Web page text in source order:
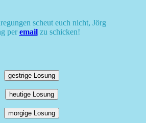
scheut euch nicht, Jörg
peremailzu schicken!
gestrige Losung
heutige Losung
morgige Losung